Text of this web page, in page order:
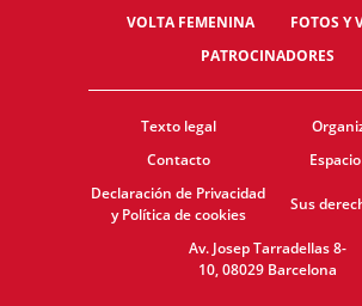
VOLTA FEMENINA
FOTOS Y
PATROCINADORES
Texto legal
Contacto
Declaración de Privacidad
y Política de cookies
Sus
Av. Josep Tarradellas 8-
10, 08029 Barcelona